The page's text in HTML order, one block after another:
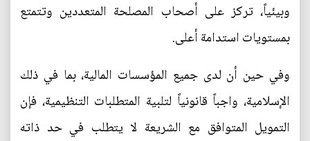
وبيئياً، تركز على أصحاب المصلحة المتعددين وتتمتع
بمستويات استدامة أعلى.
وفي حين أن لدى جميع المؤسسات المالية، بما في ذلك
الإسلامية، واجباً قانونياً لتلبية المتطلبات التنظيمية، فإن
التمويل المتوافق مع الشريعة لا يتطلب في حد ذاته